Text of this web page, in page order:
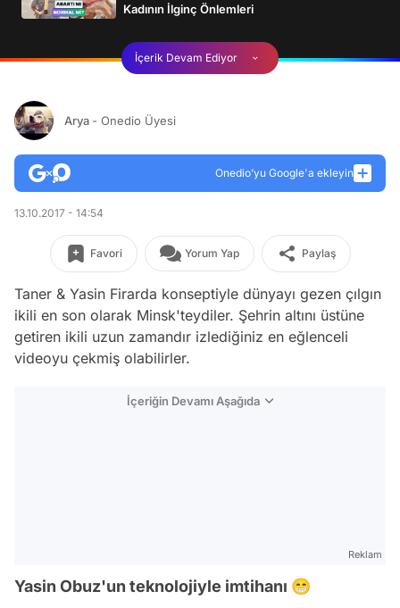
Kadının İlginç Önlemleri
İçerik Devam Ediyor
Arya - Onedio Üyesi
Onedio’yu Google'a ekleyin
13.10.2017 - 14:54
Favori Yorum Yap Paylaş
Taner & Yasin Firarda konseptiyle dünyayı gezen çılgın
ikili en son olarak Minsk'teydiler. Şehrin altını üstüne
getiren ikili uzun zamandır izlediğiniz en eğlenceli
videoyu çekmiş olabilirler.
İçeriğin Devamı Aşağıda
Reklam
Yasin Obuz'un teknolojiyle imtihanı 😁